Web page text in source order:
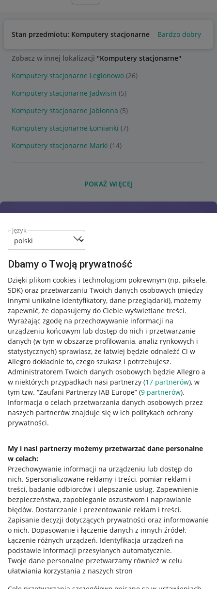
język
Dbamy o Twoją prywatność
Dzięki plikom cookies i technologiom pokrewnym (np. piksele,
SDK) oraz przetwarzaniu Twoich danych osobowych (między
innymi unikalne identyfikatory, dane przeglądarki), możemy
zapewnić, że dopasujemy do Ciebie wyświetlane treści.
Wyrażając zgodę na przechowywanie informacji na
urządzeniu końcowym lub dostęp do nich i przetwarzanie
danych (w tym w obszarze profilowania, analiz rynkowych i
statystycznych) sprawiasz, że łatwiej będzie odnaleźć Ci w
Allegro dokładnie to, czego szukasz i potrzebujesz.
Administratorem Twoich danych osobowych będzie Allegro a
w niektórych przypadkach nasi partnerzy (17 partnerów), w
tym tzw. “Zaufani Partnerzy IAB Europe” (9 partnerów).
Informacja o celach przetwarzania danych osobowych przez
naszych partnerów znajduje się w ich politykach ochrony
prywatności.
My i nasi partnerzy możemy przetwarzać dane personalne
w celach:
Przechowywanie informacji na urządzeniu lub dostęp do
nich. Spersonalizowane reklamy i treści, pomiar reklam i
treści, badanie odbiorców i ulepszanie usług. Zapewnienie
bezpieczeństwa, zapobieganie oszustwom i naprawianie
błędów. Dostarczanie i prezentowanie reklam i treści.
Zapisanie decyzji dotyczących prywatności oraz informowanie
o nich. Dopasowanie i łączenie danych z innych źródeł.
Łączenie różnych urządzeń. Identyfikacja urządzeń na
podstawie informacji przesyłanych automatycznie.
Twoje dane personalne przetwarzamy również w celu
ułatwiania korzystania z naszych stron
Stan przedmiotu: Komputery stacjonarne Bardzo dobry
Zobacz w innej lokalizacji "Komputery stacjonarne"
Komputery stacjonarne Legionowo (26)
Komputery stacjonarne Jadwisin (5)
Komputery stacjonarne Jabłonna (5)
Komputery stacjonarne Łomianki (7)
Komputery stacjonarne Marki (14)
POKAŻ WIĘCEJ
Przydatne informacje
Jak to działa
Allegro Gadane dla sprzedających
Allegro Gadane dla kupujących
Mapa miejscowości
Informacje prawne
Regulamin
Polityka plików "cookies"
Ustawienia plików "cookies"